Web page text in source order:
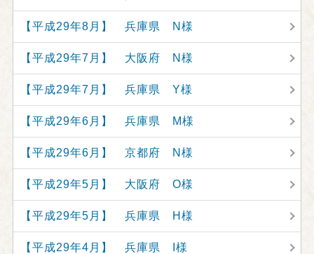
【平成29年8月】 兵庫県 N様
【平成29年7月】 大阪府 N様
【平成29年7月】 兵庫県 Y様
【平成29年6月】 兵庫県 M様
【平成29年6月】 京都府 N様
【平成29年5月】 大阪府 O様
【平成29年5月】 兵庫県 H様
【平成29年4月】 兵庫県 I様